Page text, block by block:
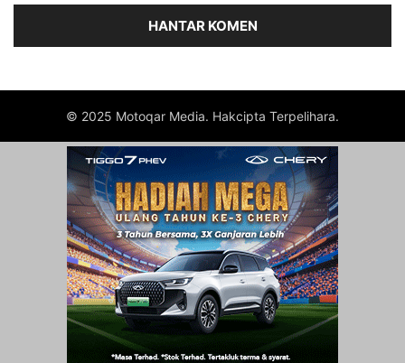
© 2025 Motoqar Media. Hakcipta Terpelihara.